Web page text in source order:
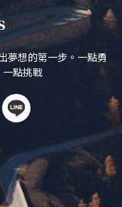
夢想的第一步。一點勇
點挑戰